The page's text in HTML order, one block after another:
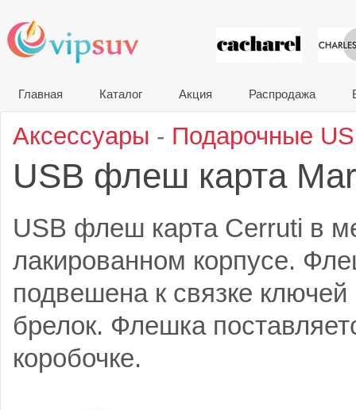
VIP
Главная Каталог Акция Распродажа
Аксессуары - Подарочные
USB флеш карта
USB флеш карта Cerruti в
лакированном корпусе.
подвешена к связке ключей
брелок. Флешка
коробочке.